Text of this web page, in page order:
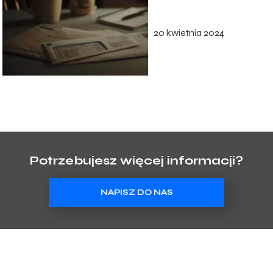
społeczeństwo
20 kwietnia 2024
Potrzebujesz więcej informacji?
NAPISZ DO NAS